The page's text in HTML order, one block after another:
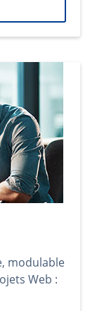
modulable
Web :